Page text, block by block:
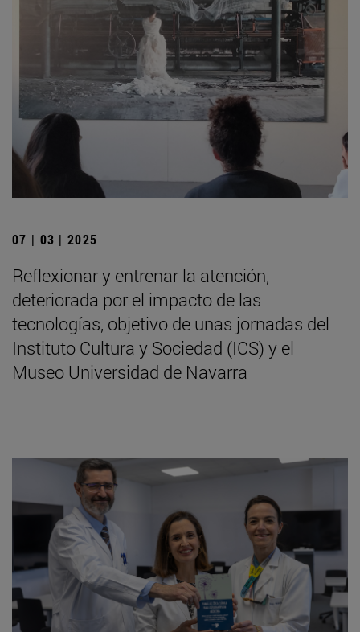
07 | 03 | 2025
Reflexionar y entrenar la atención,
deteriorada por el impacto de las
tecnologías, objetivo de unas jornadas del
Instituto Cultura y Sociedad (ICS) y el
Museo Universidad de Navarra